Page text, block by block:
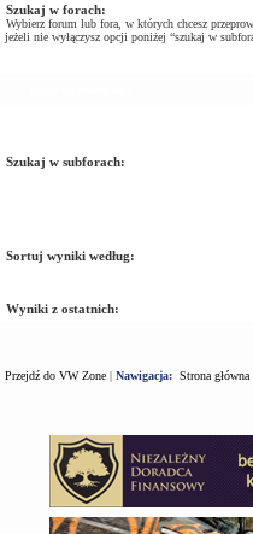
Szukaj w forach:
Wybierz forum lub fora, w których chcesz
jeżeli nie wyłączysz opcji poniżej “szukaj w
Szukaj w subforach:
Sortuj wyniki według:
Wyniki z ostatnich:
Przejdź do VW Zone | Nawigacja: Strona główna